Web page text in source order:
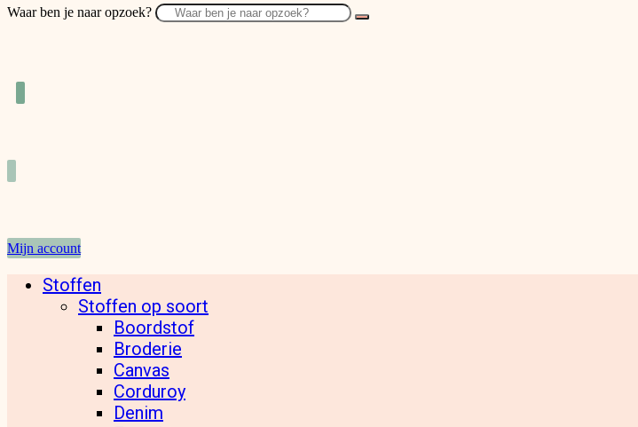
Waar ben je naar opzoek?
Mijn account
Stoffen
Stoffen op soort
Boordstof
Broderie
Canvas
Corduroy
Denim